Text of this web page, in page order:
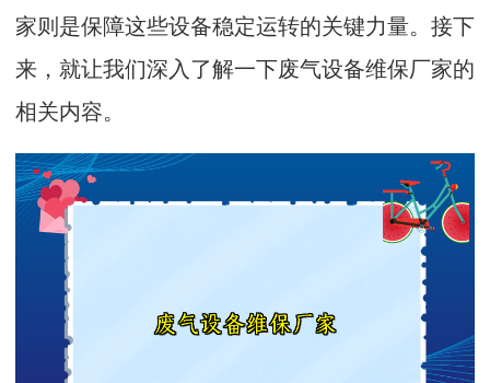
家则是保障这些设备稳定运转的关键力量。接下
来，就让我们深入了解一下废气设备维保厂家的
相关内容。